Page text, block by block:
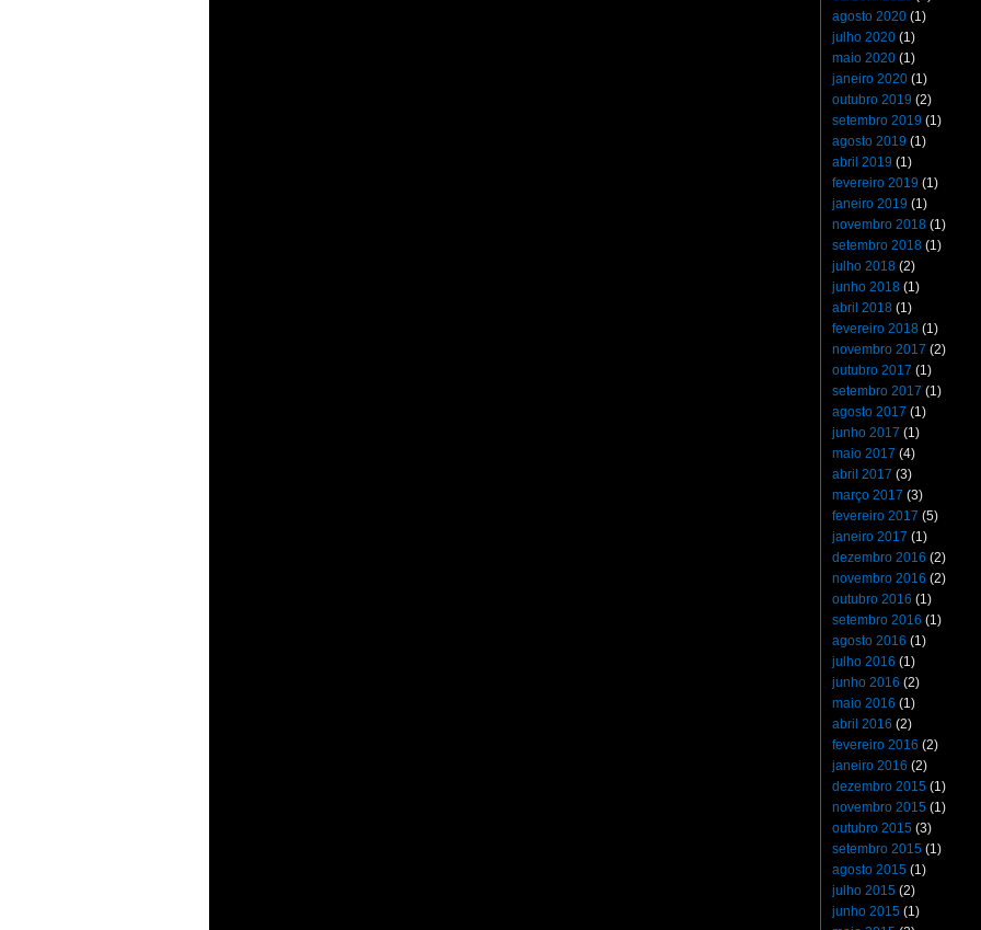
agosto 2020 (1)
julho 2020 (1)
maio 2020 (1)
janeiro 2020 (1)
outubro 2019 (2)
setembro 2019 (1)
agosto 2019 (1)
abril 2019 (1)
fevereiro 2019 (1)
janeiro 2019 (1)
novembro 2018 (1)
setembro 2018 (1)
julho 2018 (2)
junho 2018 (1)
abril 2018 (1)
fevereiro 2018 (1)
novembro 2017 (2)
outubro 2017 (1)
setembro 2017 (1)
agosto 2017 (1)
junho 2017 (1)
maio 2017 (4)
abril 2017 (3)
março 2017 (3)
fevereiro 2017 (5)
janeiro 2017 (1)
dezembro 2016 (2)
novembro 2016 (2)
outubro 2016 (1)
setembro 2016 (1)
agosto 2016 (1)
julho 2016 (1)
junho 2016 (2)
maio 2016 (1)
abril 2016 (2)
fevereiro 2016 (2)
janeiro 2016 (2)
dezembro 2015 (1)
novembro 2015 (1)
outubro 2015 (3)
setembro 2015 (1)
agosto 2015 (1)
julho 2015 (2)
junho 2015 (1)